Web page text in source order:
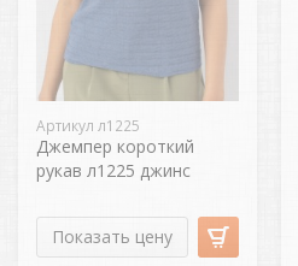
Артикул л1225
Джемпер короткий
рукав л1225 джинс
Показать цену